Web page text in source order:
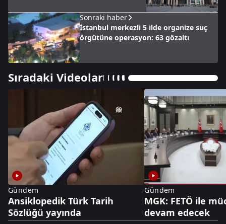
Sonraki haber
İstanbul merkezli 5 ilde organize suç
örgütüne operasyon: 63 gözaltı
Sıradaki Videolar
Gündem
Ansiklopedik Türk Tarih
Sözlüğü yayında
Gündem
MGK: FETÖ ile
devam edecek